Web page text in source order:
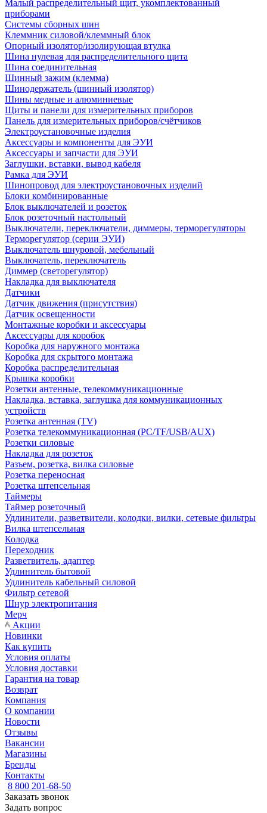
Малый распределительный щит, укомплектованный
приборами
Системы сборных шин
Клеммник силовой/клеммный блок
Опорный изолятор/изолирующая втулка
Шина нулевая для распределительного щита
Шина соединительная
Шинный зажим (клемма)
Шинодержатель (шинный изолятор)
Шины медные и алюминиевые
Щиты и панели для измерительных приборов
Панель для измерительных приборов/счётчиков
Электроустановочные изделия
Аксессуары и компоненты для ЭУИ
Аксессуары и запчасти для ЭУИ
Заглушки, вставки, вывод кабеля
Рамка для ЭУИ
Шинопровод для электроустановочных изделий
Блоки комбинированные
Блок выключателей и розеток
Блок розеточный настольный
Выключатели, переключатели, диммеры, терморегуляторы
Терморегулятор (серии ЭУИ)
Выключатель шнуровой, мебельный
Выключатель, переключатель
Диммер (светорегулятор)
Накладка для выключателя
Датчики
Датчик движения (присутствия)
Датчик освещенности
Монтажные коробки и аксессуары
Аксессуары для коробок
Коробка для наружного монтажа
Коробка для скрытого монтажа
Коробка распределительная
Крышка коробки
Розетки антенные, телекоммуникационные
Накладка, вставка, заглушка для коммуникационных
устройств
Розетка антенная (TV)
Розетка телекоммуникационная (PC/TF/USB/AUX)
Розетки силовые
Накладка для розеток
Разъем, розетка, вилка силовые
Розетка переносная
Розетка штепсельная
Таймеры
Таймер розеточный
Удлинители, разветвители, колодки, вилки, сетевые фильтры
Вилка штепсельная
Колодка
Переходник
Разветвитель, адаптер
Удлинитель бытовой
Удлинитель кабельный силовой
Фильтр сетевой
Шнур электропитания
Мерч
Акции
Новинки
Как купить
Условия оплаты
Условия доставки
Гарантия на товар
Возврат
Компания
О компании
Новости
Отзывы
Вакансии
Магазины
Бренды
Контакты
8 800 201-68-50
Заказать звонок
Задать вопрос